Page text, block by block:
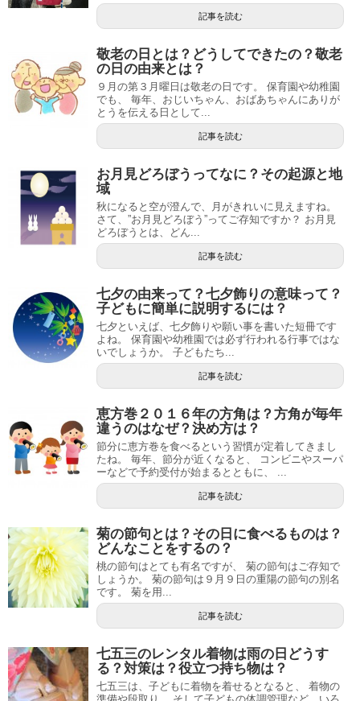
記事を読む
敬老の日とは？どうしてできたの？敬老
の日の由来とは？
９月の第３月曜日は敬老の日です。 保育園や幼稚園
でも、 毎年、おじいちゃん、おばあちゃんにありが
とうを伝える日として...
記事を読む
お月見どろぼうってなに？その起源と地
域
秋になると空が澄んで、月がきれいに見えますね。
さて、”お月見どろぼう”ってご存知ですか？ お月見
どろぼうとは、どん...
記事を読む
七夕の由来って？七夕飾りの意味って？
子どもに簡単に説明するには？
七夕といえば、七夕飾りや願い事を書いた短冊です
よね。 保育園や幼稚園では必ず行われる行事ではな
いでしょうか。 子どもたち...
記事を読む
恵方巻２０１６年の方角は？方角が毎年
違うのはなぜ？決め方は？
節分に恵方巻を食べるという習慣が定着してきまし
たね。 毎年、節分が近くなると、 コンビニやスーパ
ーなどで予約受付が始まるとともに、 ...
記事を読む
菊の節句とは？その日に食べるものは？
どんなことをするの？
桃の節句はとても有名ですが、 菊の節句はご存知で
しょうか。 菊の節句は９月９日の重陽の節句の別名
です。 菊を用...
記事を読む
七五三のレンタル着物は雨の日どうす
る？対策は？役立つ持ち物は？
七五三は、子どもに着物を着せるとなると、 着物の